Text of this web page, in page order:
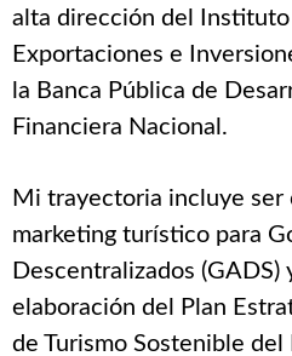
alta dirección del
Exportaciones e
la Banca Pública de
Financiera Nacional.
Mi trayectoria incluye ser
marketing turístico para
Descentralizados (GADS)
elaboración del Plan
de Turismo Sostenible